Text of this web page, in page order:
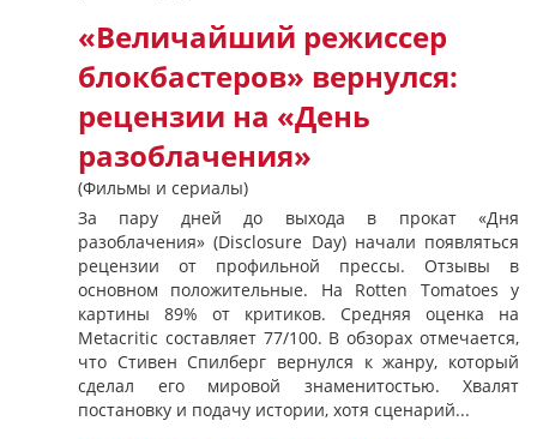
«Величайший режиссер
блокбастеров» вернулся:
рецензии на «День
разоблачения»
(Фильмы и сериалы)
За пару дней до выхода в прокат «Дня
разоблачения» (Disclosure Day) начали появляться
рецензии от профильной прессы. Отзывы в
основном положительные. На Rotten Tomatoes у
картины 89% от критиков. Средняя оценка на
Metacritic составляет 77/100. В обзорах отмечается,
что Стивен Спилберг вернулся к жанру, который
сделал его мировой знаменитостью. Хвалят
постановку и подачу истории, хотя сценарий...